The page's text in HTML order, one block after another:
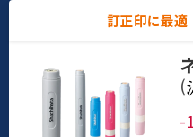
訂正印に最適
(
-